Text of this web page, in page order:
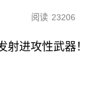
阅读 23206
进攻性武器！